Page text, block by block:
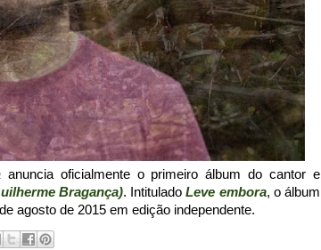
anuncia oficialmente o primeiro álbum do cantor e
Bragança). IntituladoLeve embora, o álbum
agosto de 2015 em edição independente.